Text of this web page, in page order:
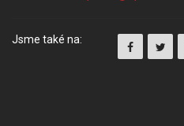
Jsme také na: